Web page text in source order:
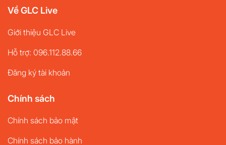
Về GLC Live
Giới thiệu GLC Live
Hỗ trợ: 096.112.88.66
Đăng ký tài khoản
Chính sách
Chính sách bảo mật
Chính sách bảo hành